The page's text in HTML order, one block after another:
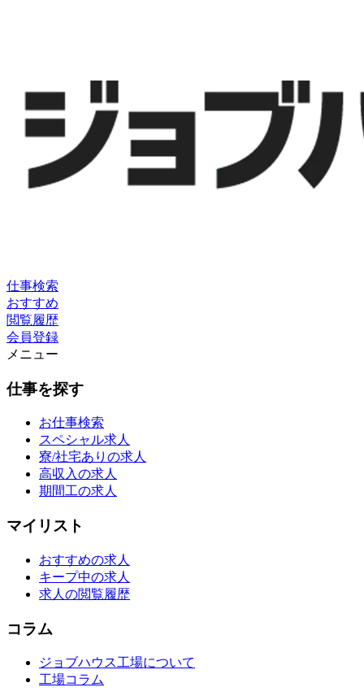
仕事検索
おすすめ
閲覧履歴
会員登録
メニュー
仕事を探す
お仕事検索
スペシャル求人
寮/社宅ありの求人
高収入の求人
期間工の求人
マイリスト
おすすめの求人
キープ中の求人
求人の閲覧履歴
コラム
ジョブハウス工場について
工場コラム